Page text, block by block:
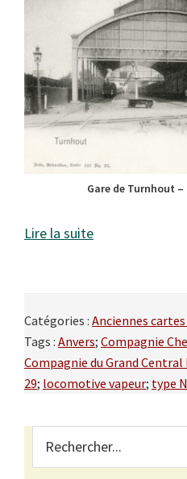
Gare de Turnhout
Lire la suite
Catégories : Anciennes
Tags : Anvers; Compagnie
Compagnie du Grand Central
29; locomotive vapeur; type
Primary
Sidebar